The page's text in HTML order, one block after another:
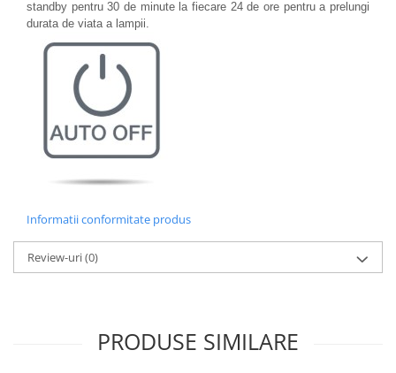
standby pentru 30 de minute la fiecare 24 de ore pentru a prelungi
durata de viata a lampii.
Informatii conformitate produs
Review-uri(0)
PRODUSE SIMILARE